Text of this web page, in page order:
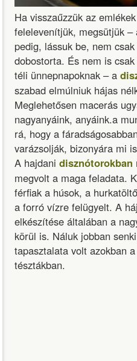
Ha visszaűzzük az
felelevenítjük, megsütjük
pedig, lássuk be, nem
dobostorta. És nem is
téli ünnepnapoknak – a
szabad elmúlniuk hájas
Meglehetősen macerás
nagyanyáink, anyáink.a
rá, hogy a
varázsolják, bizonyára mi
A hajdani disznótorokban
megvolt a maga feladata.
férfiak a húsok, a
a forró vízre felügyelt. A
elkészítése általában a
körül is. Náluk jobban
tapasztalata volt azokban
tésztákban.